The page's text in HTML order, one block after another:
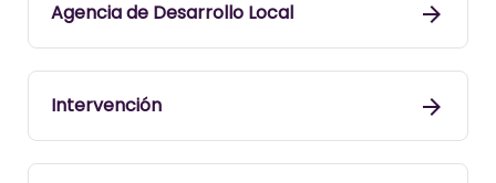
Agencia de Desarrollo Local
Intervención